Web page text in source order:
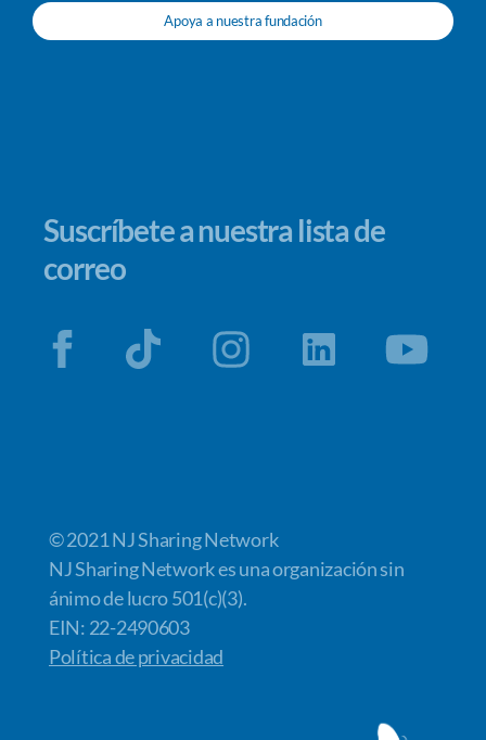
Apoya a nuestra fundación
Suscríbete a nuestra lista de
correo
© 2021 NJ Sharing Network
NJ Sharing Network es una organización sin
ánimo de lucro 501(c)(3).
EIN: 22-2490603
Política de privacidad